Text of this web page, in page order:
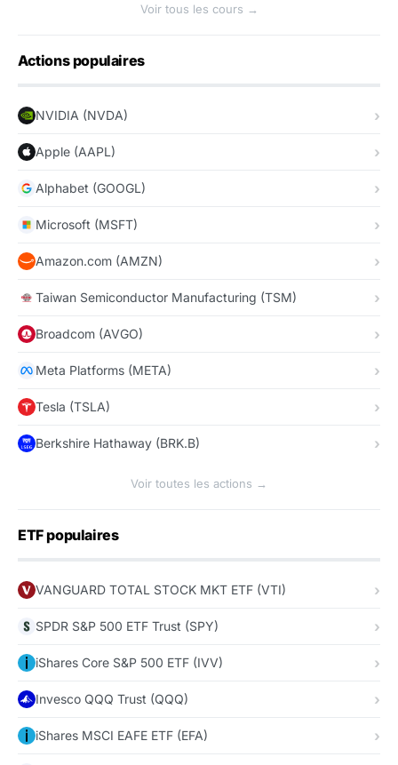
Voir tous les cours →
Actions populaires
NVIDIA (NVDA)
Apple (AAPL)
Alphabet (GOOGL)
Microsoft (MSFT)
Amazon.com (AMZN)
Taiwan Semiconductor Manufacturing (TSM)
Broadcom (AVGO)
Meta Platforms (META)
Tesla (TSLA)
Berkshire Hathaway (BRK.B)
Voir toutes les actions →
ETF populaires
VANGUARD TOTAL STOCK MKT ETF (VTI)
SPDR S&P 500 ETF Trust (SPY)
iShares Core S&P 500 ETF (IVV)
Invesco QQQ Trust (QQQ)
iShares MSCI EAFE ETF (EFA)